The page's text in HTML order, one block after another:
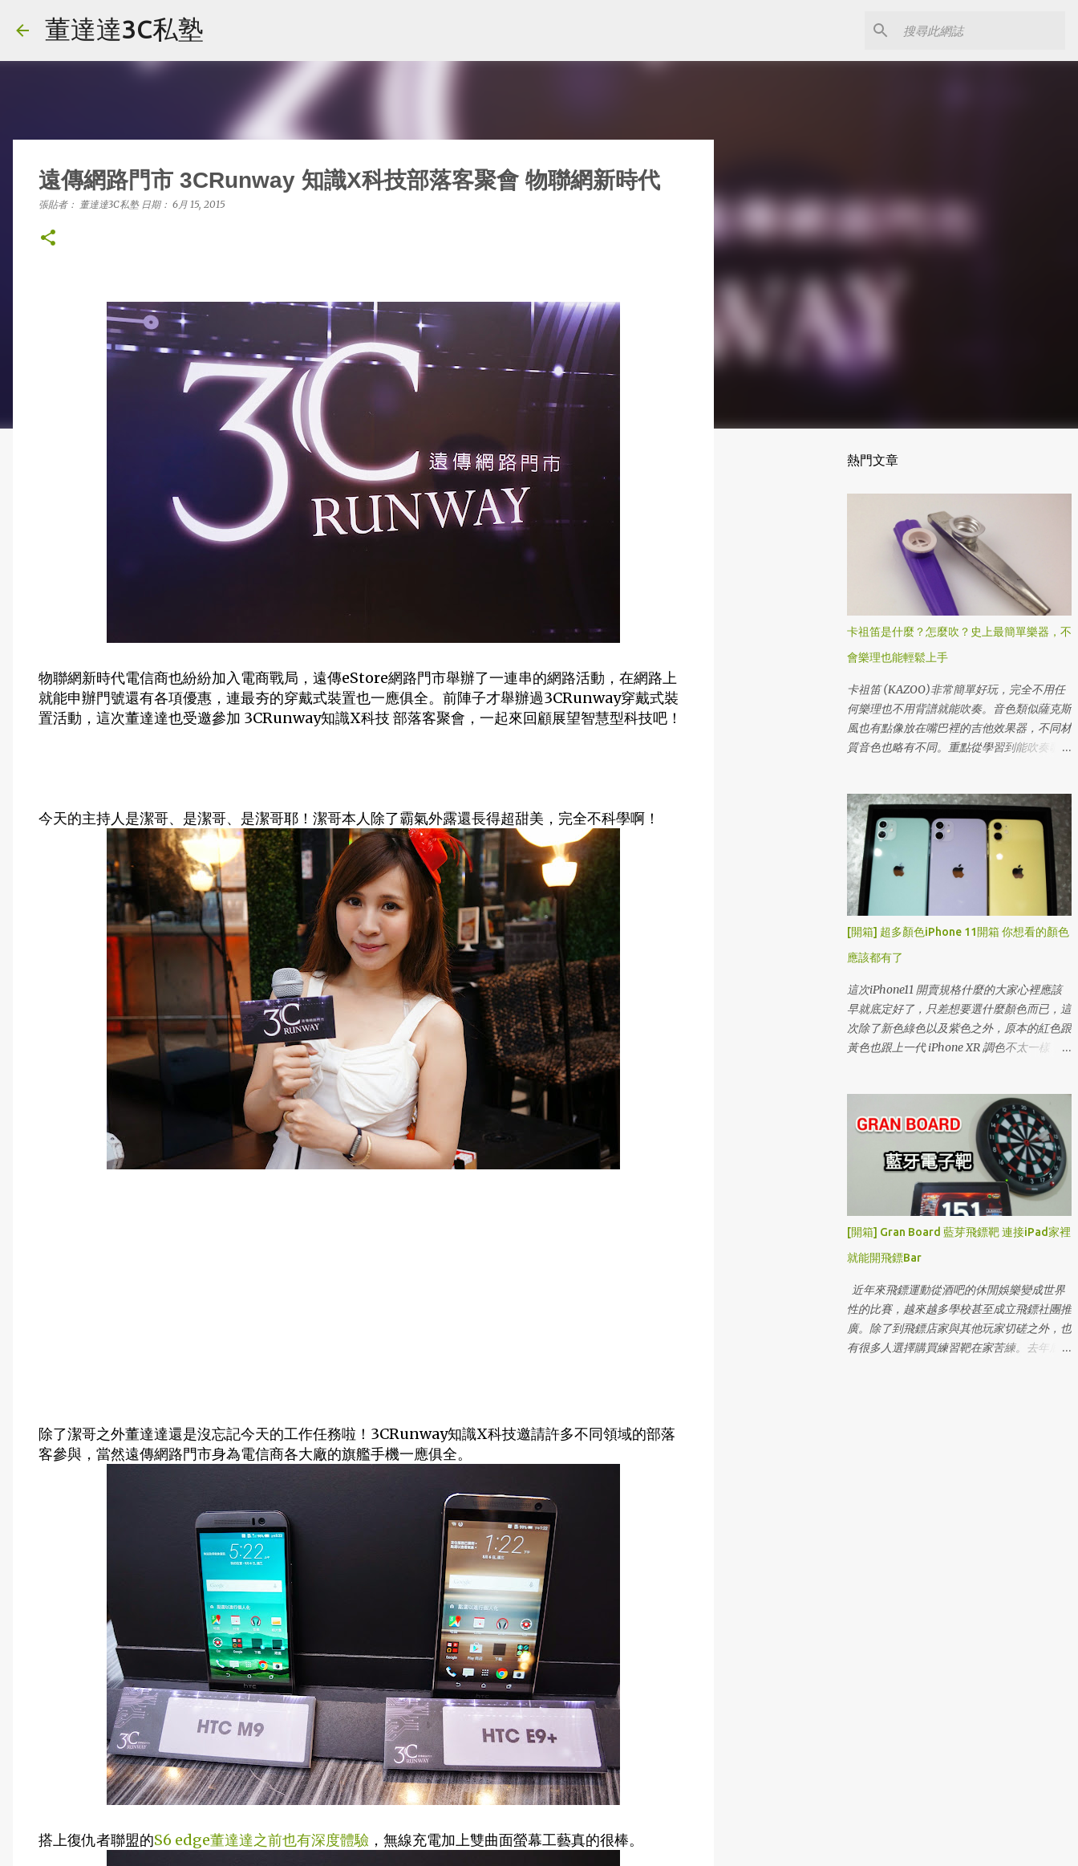
董達達3C私塾
遠傳網路門市 3CRunway 知識X科技部落客聚會 物聯網新時代
張貼者： 董達達3C私塾 日期： 6月 15, 2015
物聯網新時代電信商也紛紛加入電商戰局，遠傳eStore網路門市舉辦了一連串的網路活動，在網路上
就能申辦門號還有各項優惠，連最夯的穿戴式裝置也一應俱全。前陣子才舉辦過3CRunway穿戴式裝
置活動，這次董達達也受邀參加 3CRunway知識X科技 部落客聚會，一起來回顧展望智慧型科技吧！
今天的主持人是潔哥、是潔哥、是潔哥耶！潔哥本人除了霸氣外露還長得超甜美，完全不科學啊！
除了潔哥之外董達達還是沒忘記今天的工作任務啦！3CRunway知識X科技邀請許多不同領域的部落
客參與，當然遠傳網路門市身為電信商各大廠的旗艦手機一應俱全。
搭上復仇者聯盟的S6 edge董達達之前也有深度體驗 ，無線充電加上雙曲面螢幕工藝真的很棒。
熱門文章
卡祖笛是什麼？怎麼吹？史上最簡單樂器，不
會樂理也能輕鬆上手
卡祖笛 (KAZOO)非常簡單好玩，完全不用任
何樂理也不用背譜就能吹奏。音色類似薩克斯
風也有點像放在嘴巴裡的吉他效果器，不同材
質音色也略有不同。重點從學習到能吹奏歌曲
[開箱] 超多顏色iPhone 11開箱 你想看的顏色
應該都有了
這次iPhone11 開賣規格什麼的大家心裡應該
早就底定好了，只差想要選什麼顏色而已，這
次除了新色綠色以及紫色之外，原本的紅色跟
黃色也跟上一代 iPhone XR 調色不太一樣，
買了其他顏色，趁這機會一次開箱給大家看，
下雨天沒辦法到展示店實際體驗就先來看這篇
[開箱] Gran Board 藍芽飛鏢靶 連接iPad家裡
就能開飛鏢Bar
近年來飛鏢運動從酒吧的休閒娛樂變成世界
性的比賽，越來越多學校甚至成立飛鏢社團推
廣。除了到飛鏢店家與其他玩家切磋之外，也
有很多人選擇購買練習靶在家苦練。去年底看